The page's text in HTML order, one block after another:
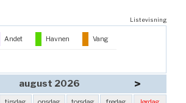
Listevisning
Andet Havnen Vang
august 2026 >